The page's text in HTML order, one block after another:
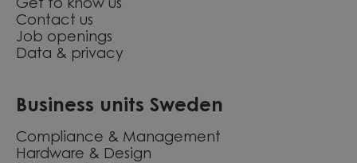
Get to know us
Contact us
Job openings
Data & privacy
Business units Sweden
Compliance & Management
Hardware & Design